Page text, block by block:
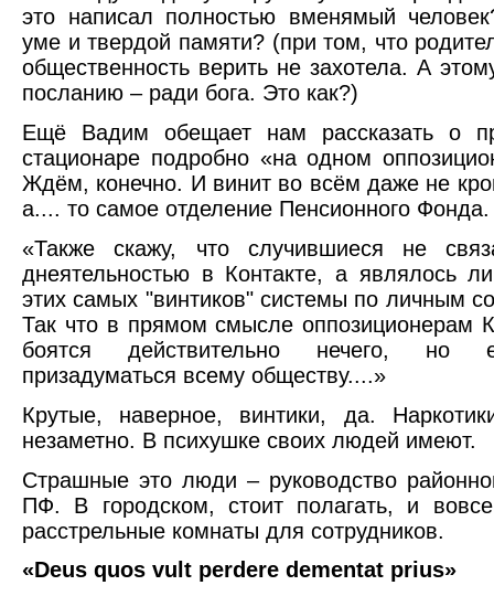
это написал полностью вменямый
уме и твердой памяти? (при том, что
общественность верить не захотела. А
посланию – ради бога. Это как?)
Ещё Вадим обещает нам рассказать о
стационаре подробно «на одном
Ждём, конечно. И винит во всём даже не
а.... то самое отделение Пенсионного Фонда.
«Также скажу, что случившиеся не
днеятельностью в Контакте, а являлось
этих самых "винтиков" системы по личным
Так что в прямом смысле оппозиционерам
боятся действительно нечего, но
призадуматься всему обществу....»
Крутые, наверное, винтики, да.
незаметно. В психушке своих людей имеют.
Страшные это люди – руководство
ПФ. В городском, стоит полагать, и
расстрельные комнаты для сотрудников.
«Deus quos vult perdere dementat prius»